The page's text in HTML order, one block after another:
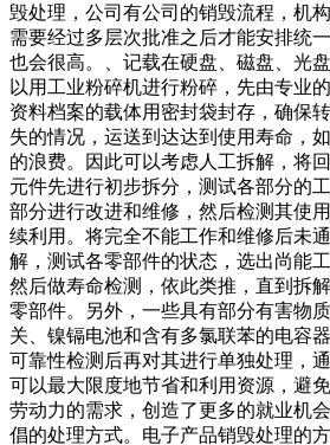
毁处理，公司有公司的销毁流程，机
需要经过多层次批准之后才能安排统
也会很高。、记载在硬盘、磁盘、光
以用工业粉碎机进行粉碎，先由专业
资料档案的载体用密封袋封存，确保
失的情况，运送到达达到使用寿命，
的浪费。因此可以考虑人工拆解，将
元件先进行初步拆分，测试各部分的
部分进行改进和维修，然后检测其使
续利用。将完全不能工作和维修后未
解，测试各零部件的状态，选出尚能
然后做寿命检测，依此类推，直到拆
零部件。另外，一些具有部分有害物
关、镍镉电池和含有多氯联苯的电容
可靠性检测后再对其进行单独处理，
可以最大限度地节省和利用资源，避
劳动力的需求，创造了更多的就业机
倡的处理方式。电子产品销毁处理的